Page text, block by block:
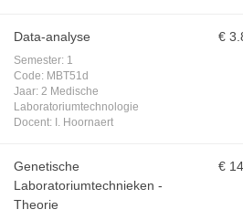
Data-analyse
Semester: 1
Code: MBT51d
Jaar: 2 Medische
Laboratoriumtechnologie
Docent: I. Hoornaert
€
Genetische
Laboratoriumtechnieken -
Theorie
€